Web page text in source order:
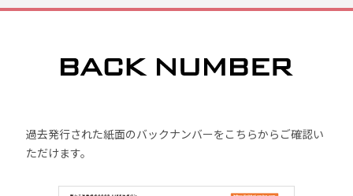
過去発行された紙面のバックナンバーをこちらからご確認い
ただけます。